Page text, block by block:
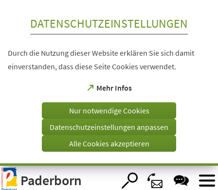
Visuelle
Assistenzsoftware
öffnen.
DATENSCHUTZEINSTELLUNGEN
Durch die Nutzung dieser Website erklären Sie sich damit
einverstanden, dass diese Seite Cookies verwendet.
Mehr Infos
(Öffnet
einem
Tab)
Nur notwendige Cookies
Datenschutzeinstellungen anpassen
Alle Cookies akzeptieren
Paderborn